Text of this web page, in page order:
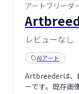
アートブリーダ
レビューなし
AIアート
Artbreederは、
ーです。既存画